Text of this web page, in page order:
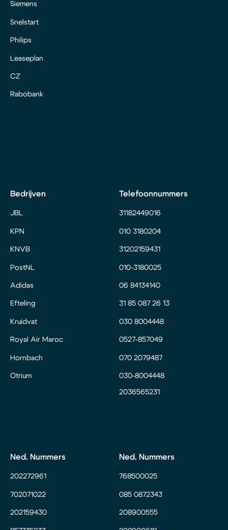
Siemens
Snelstart
Philips
Leaseplan
CZ
Rabobank
Bedrijven
JBL
KPN
KNVB
PostNL
Adidas
Efteling
Kruidvat
Royal Air Maroc
Hornbach
Otrium
Telefoonnummers
31182449016
010 3180204
31202159431
010-3180025
06 84134140
31 85 087 26 13
030 8004448
0527-857049
070 2079487
030-8004448
2036565231
Ned. Nummers
202272961
702071022
202159430
Ned. Nummers
768500025
085 0872343
208900555